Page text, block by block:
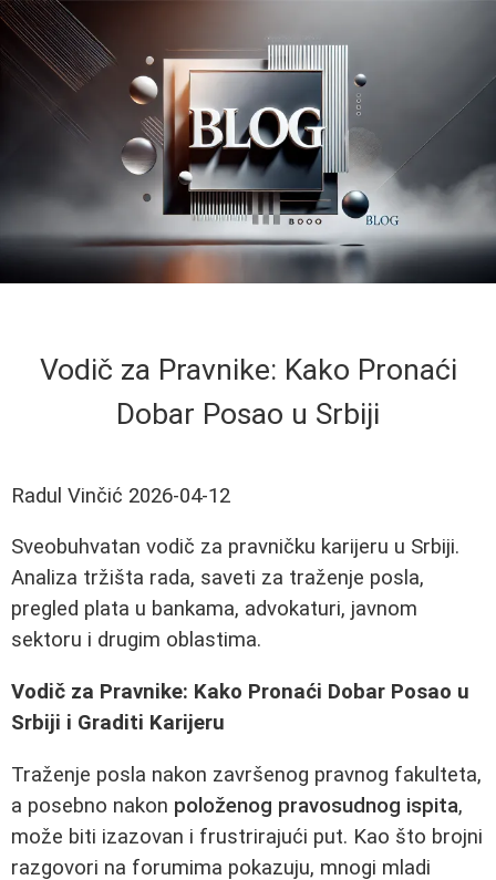
Vodič za Pravnike: Kako Pronaći
Dobar Posao u Srbiji
Radul Vinčić 2026-04-12
Sveobuhvatan vodič za pravničku karijeru u Srbiji.
Analiza tržišta rada, saveti za traženje posla,
pregled plata u bankama, advokaturi, javnom
sektoru i drugim oblastima.
Vodič za Pravnike: Kako Pronaći Dobar Posao u
Srbiji i Graditi Karijeru
Traženje posla nakon završenog pravnog fakulteta,
a posebno nakon položenog pravosudnog ispita,
može biti izazovan i frustrirajući put. Kao što brojni
razgovori na forumima pokazuju, mnogi mladi